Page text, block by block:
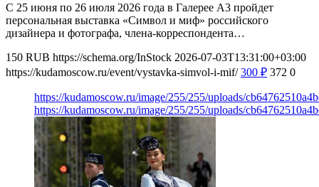
С 25 июня по 26 июля 2026 года в Галерее А3 пройдет
персональная выставка «Символ и миф» российского
дизайнера и фотографа, члена-корреспондента…
150 RUB https://schema.org/InStock 2026-07-03T13:31:00+03:00
https://kudamoscow.ru/event/vystavka-simvol-i-mif/ 300 ₽ 372 0
https://kudamoscow.ru/image/255/255/uploads/
https://kudamoscow.ru/image/255/255/uploads/